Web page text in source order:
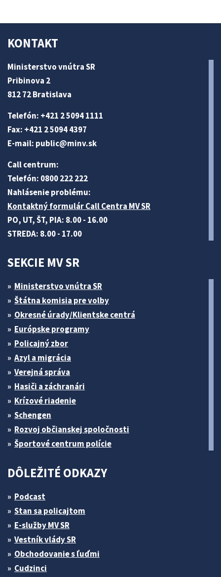
KONTAKT
Ministerstvo vnútra SR
Pribinova 2
812 72 Bratislava
Telefón: +421 2 5094 1111
Fax: +421 2 5094 4397
E-mail: public@minv.sk
Call centrum:
Telefón: 0800 222 222
Nahlásenie problému:
Kontaktný formulár Call Centra MV SR
PO, UT, ŠT, PIA: 8.00 - 16.00
STREDA: 8.00 - 17.00
SEKCIE MV SR
Ministerstvo vnútra SR
Štátna komisia pre volby
Okresné úrady/Klientske centrá
Európske programy
Policajný zbor
Azyl a migrácia
Verejná správa
Hasiči a záchranári
Krízové riadenie
Schengen
Rozvoj občianskej spoločnosti
Športové centrum polície
DÔLEŽITÉ ODKAZY
Podcast
Stan sa policajtom
E-služby MV SR
Vestník vlády SR
Obchodovanie s ľuďmi
Cudzinci